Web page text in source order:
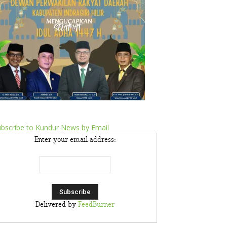
to Kundur News by Email
Enter your email address:
Delivered by FeedBurner